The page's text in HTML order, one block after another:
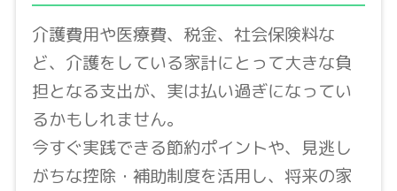
介護費用や医療費、税金、社会保険料な
ど、介護をしている家計にとって大きな負
担となる支出が、実は払い過ぎになってい
るかもしれません。
今すぐ実践できる節約ポイントや、見逃し
がちな控除・補助制度を活用し、将来の家